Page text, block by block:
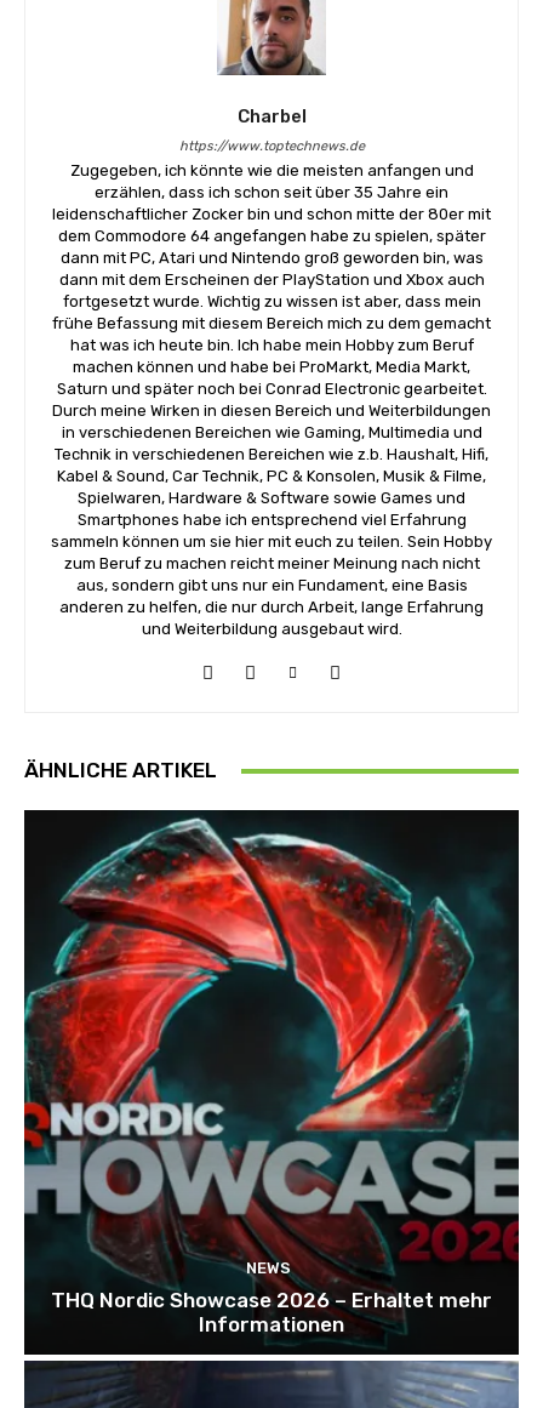
Charbel
https://www.toptechnews.de
Zugegeben, ich könnte wie die meisten anfangen und
erzählen, dass ich schon seit über 35 Jahre ein
leidenschaftlicher Zocker bin und schon mitte der 80er mit
dem Commodore 64 angefangen habe zu spielen, später
dann mit PC, Atari und Nintendo groß geworden bin, was
dann mit dem Erscheinen der PlayStation und Xbox auch
fortgesetzt wurde. Wichtig zu wissen ist aber, dass mein
frühe Befassung mit diesem Bereich mich zu dem gemacht
hat was ich heute bin. Ich habe mein Hobby zum Beruf
machen können und habe bei ProMarkt, Media Markt,
Saturn und später noch bei Conrad Electronic gearbeitet.
Durch meine Wirken in diesen Bereich und Weiterbildungen
in verschiedenen Bereichen wie Gaming, Multimedia und
Technik in verschiedenen Bereichen wie z.b. Haushalt, Hifi,
Kabel & Sound, Car Technik, PC & Konsolen, Musik & Filme,
Spielwaren, Hardware & Software sowie Games und
Smartphones habe ich entsprechend viel Erfahrung
sammeln können um sie hier mit euch zu teilen. Sein Hobby
zum Beruf zu machen reicht meiner Meinung nach nicht
aus, sondern gibt uns nur ein Fundament, eine Basis
anderen zu helfen, die nur durch Arbeit, lange Erfahrung
und Weiterbildung ausgebaut wird.
ÄHNLICHE ARTIKEL
NEWS
THQ Nordic Showcase 2026 – Erhaltet mehr
Informationen